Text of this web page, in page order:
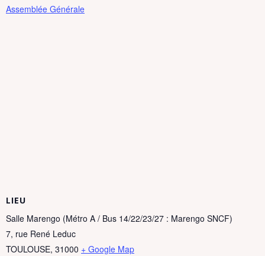
Assemblée Générale
LIEU
Salle Marengo (Métro A / Bus 14/22/23/27 : Marengo SNCF)
7, rue René Leduc
TOULOUSE, 31000 + Google Map